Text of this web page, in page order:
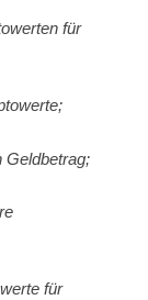
für
Geldbetrag;
für